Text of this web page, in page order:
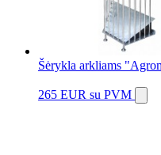
Šėrykla arkliams
265 EUR su PVM